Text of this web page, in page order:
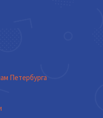
Петербурга